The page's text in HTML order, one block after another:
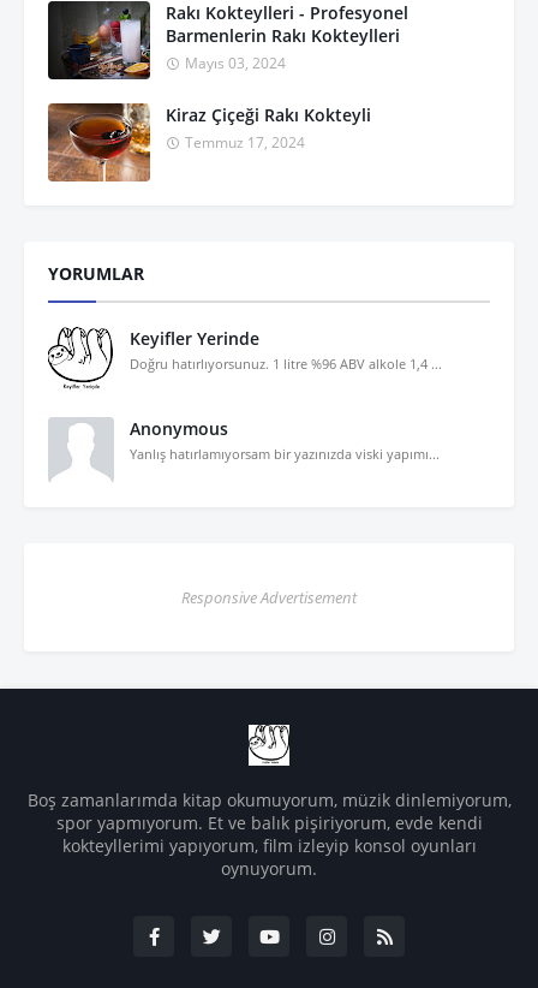
Rakı Kokteylleri - Profesyonel
Barmenlerin Rakı Kokteylleri
Mayıs 03, 2024
Kiraz Çiçeği Rakı Kokteyli
Temmuz 17, 2024
YORUMLAR
Keyifler Yerinde
Doğru hatırlıyorsunuz. 1 litre %96 ABV alkole 1,4 ...
Anonymous
Yanlış hatırlamıyorsam bir yazınızda viski yapımı...
Responsive Advertisement
Boş zamanlarımda kitap okumuyorum, müzik dinlemiyorum,
spor yapmıyorum. Et ve balık pişiriyorum, evde kendi
kokteyllerimi yapıyorum, film izleyip konsol oyunları
oynuyorum.